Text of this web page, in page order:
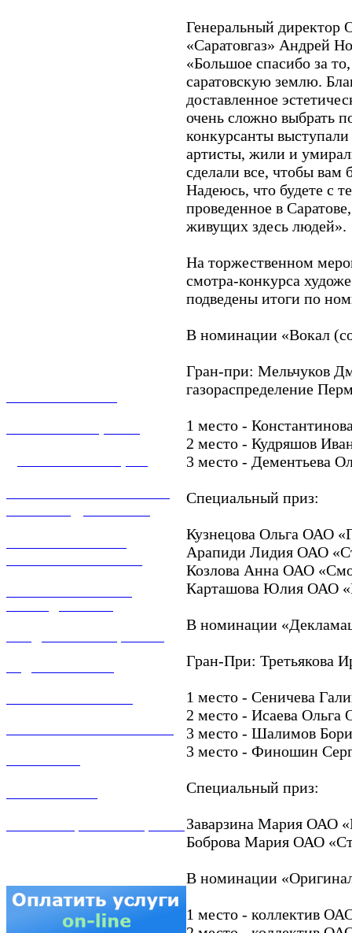
Генеральный директор
«Саратовгаз» Андрей
«Большое спасибо за
саратовскую землю.
доставленное
очень сложно выбрать
конкурсанты
артисты, жили и
сделали все, чтобы вам
Надеюсь, что будете с
проведенное в
живущих здесь людей».
На торжественном
смотра-конкурса
подведены итоги по
В номинации «Вокал
Гран-при: Мельчуков
газораспределение
1 место -
2 место - Кудряшов
3 место - Дементьева
Специальный приз:
Кузнецова Ольга ОАО
Арапиди Лидия ОАО
Козлова Анна ОАО
Карташова Юлия ОАО
В номинации
Гран-При: Третьякова
1 место - Сеничева
2 место - Исаева Ольга
3 место - Шалимов
3 место - Финошин
Специальный приз:
Заварзина Мария ОАО
Боброва Мария ОАО
В номинации
1 место - коллектив